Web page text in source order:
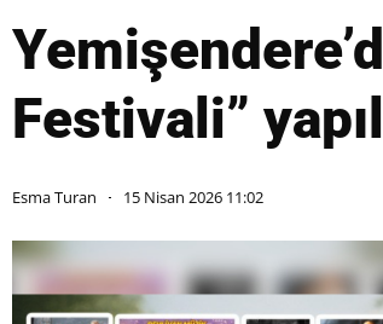
Festivali”
Esma Turan 15 Nisan 2026 11:02